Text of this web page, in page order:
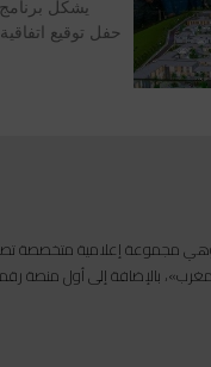
يشكل
حفل توقيع
مجموعة إندوستريكوم عام 2013، وهي مجموعة
المغرب»، بالإضافة إلى أول